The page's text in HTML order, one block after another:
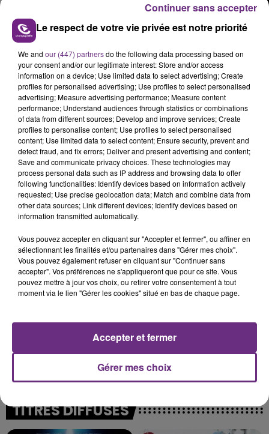
FIL D'ACTUS
LA CENTRALE NUCLÉAIRE DE CHOOZ
TOUJOURS À L'ARRÊT
Cela fait déjà une semaine que la centrale
nucléaire ardennaise est à l'arrêt. Une situation
justifiée par la sécheresse intense qui est toujours
présente.
LE MAGASIN JOUÉCLUB DE REIMS FERME
SES PORTES
C'était l'une des institutions du centre-ville
rémois. Le magasin JouéClub est contraint de
TITRES DIFFUSÉS
Le respect de votre vie privée est notre priorité
We and our (447) partnersdo the following data processing based on
your consent and/or our legitimate interest: Store and/or access
information on a device; Use limited data to select advertising; Create
profiles for personalised advertising; Use profiles to select personalised
advertising; Measure advertising performance; Measure content
performance; Understand audiences through statistics or combinations
of data from different sources; Develop and improve services; Create
profiles to personalise content; Use profiles to select personalised
content; Use limited data to select content; Ensure security, prevent and
detect fraud, and fix errors; Deliver and present advertising and content;
Save and communicate privacy choices. These technologies may
process personal data such as IP address and browsing data to offer
following functionalities: Identify devices based on information actively
requested; Use precise geolocation data; Match and combine data from
other data sources; Link different devices; Identify devices based on
information transmitted automatically.
Vous pouvez accepter en cliquant sur "Accepter et fermer", ou affiner en
sélectionnant les finalités et/ou partenaires dans "Gérer mes choix".
Vous pouvez également refuser en cliquant sur "Continuer sans
accepter". Vos préférences ne s'appliqueront que pour ce site. Vous
pouvez mettre à jour vos choix, ou retirer votre consentement à tout
moment via le lien "Gérer les cookies" situé en bas de chaque page.
Gérer mes choix
Accepter et fermer
Continuer sans accepter